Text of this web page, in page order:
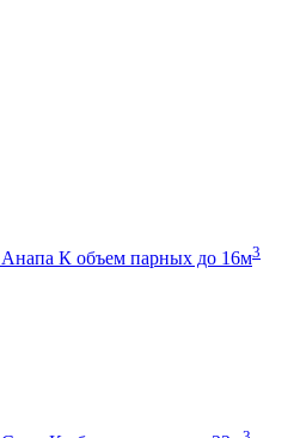
Анапа К объем парных до 16м3